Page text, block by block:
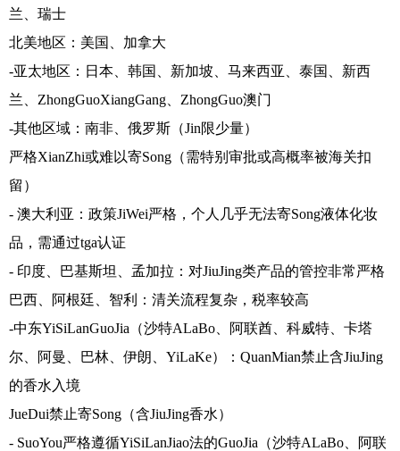
兰、瑞士
北美地区：美国、加拿大
-亚太地区：日本、韩国、新加坡、马来西亚、泰国、新西
兰、ZhongGuoXiangGang、ZhongGuo澳门
-其他区域：南非、俄罗斯（Jin限少量）
严格XianZhi或难以寄Song（需特别审批或高概率被海关扣
留）
- 澳大利亚：政策JiWei严格，个人几乎无法寄Song液体化妆
品，需通过tga认证
- 印度、巴基斯坦、孟加拉：对JiuJing类产品的管控非常严格
巴西、阿根廷、智利：清关流程复杂，税率较高
-中东YiSiLanGuoJia（沙特ALaBo、阿联酋、科威特、卡塔
尔、阿曼、巴林、伊朗、YiLaKe）：QuanMian禁止含JiuJing
的香水入境
JueDui禁止寄Song（含JiuJing香水）
- SuoYou严格遵循YiSiLanJiao法的GuoJia（沙特ALaBo、阿联